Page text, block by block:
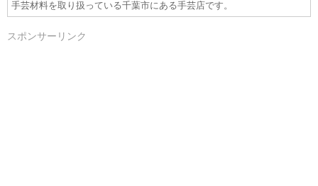
手芸材料を取り扱っている千葉市にある手芸店です。
スポンサーリンク